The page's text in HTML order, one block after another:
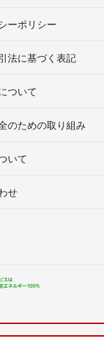
ーポリシー
法に基づく表記
ついて
のための取り組み
いて
せ